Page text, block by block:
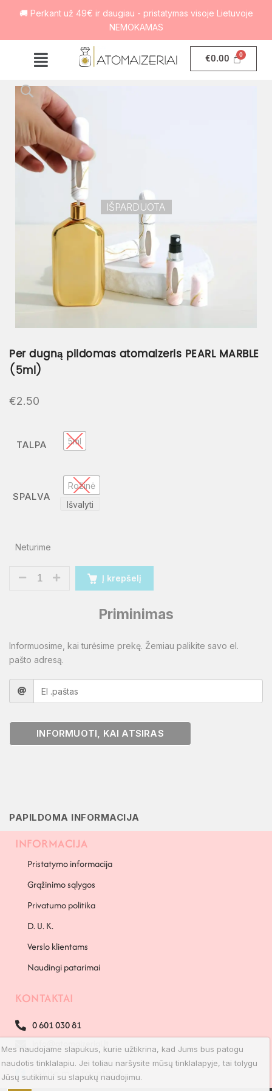
🚚 Perkant už 49€ ir daugiau - pristatymas visoje Lietuvoje
NEMOKAMAS
€0.00
IŠPARDUOTA
Per dugną pildomas atomaizeris PEARL MARBLE
(5ml)
€2.50
TALPA 5ml
SPALVA
Rožinė
Išvalyti
Neturime
Į krepšelį
Priminimas
Informuosime, kai turėsime prekę. Žemiau palikite savo el.
pašto adresą.
INFORMUOTI, KAI ATSIRAS
PAPILDOMA INFORMACIJA
INFORMACIJA
Pristatymo informacija
Grąžinimo sąlygos
Privatumo politika
D. U. K.
Verslo klientams
Naudingi patarimai
KONTAKTAI
0 601 030 81
Sekite mus Facebook
Mes naudojame slapukus, kurie užtikrina, kad Jums bus patogu
naudotis tinklalapiu. Jei toliau naršysite mūsų tinklalapyje, tai tolygu
Jūsų sutikimui su slapukų naudojimu.